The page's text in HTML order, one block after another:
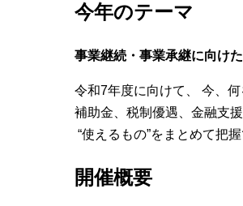
今年のテーマ
事業継続・事業承継に向け
令和7年度に向けて、 今、何
補助金、税制優遇、金融支
“使えるもの”をまとめて把
開催概要